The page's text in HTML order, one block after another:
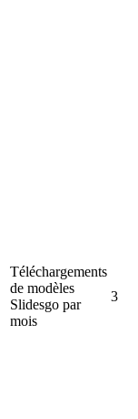
Téléchargements
de modèles
Slidesgo par
mois
3